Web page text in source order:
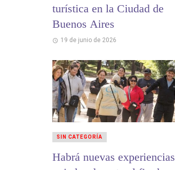
turística en la Ciudad de
Buenos Aires
19 de junio de 2026
Habrá nuevas experiencias
SIN CATEGORÍA